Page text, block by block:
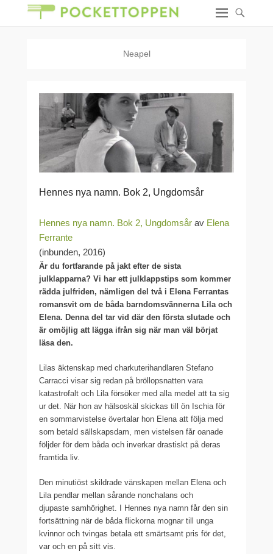
Neapel
Hennes nya namn. Bok 2, Ungdomsår
Hennes nya namn. Bok 2, Ungdomsår av Elena
Ferrante
(inbunden, 2016)
Är du fortfarande på jakt efter de sista
julklapparna? Vi har ett julklappstips som kommer
rädda julfriden, nämligen del två i Elena Ferrantas
romansvit om de båda barndomsvännerna Lila och
Elena. Denna del tar vid där den första slutade och
är omöjlig att lägga ifrån sig när man väl börjat
läsa den.
Lilas äktenskap med charkuterihandlaren Stefano
Carracci visar sig redan på bröllopsnatten vara
katastrofalt och Lila försöker med alla medel att ta sig
ur det. När hon av hälsoskäl skickas till ön Ischia för
en sommarvistelse övertalar hon Elena att följa med
som betald sällskapsdam, men vistelsen får oanade
följder för dem båda och inverkar drastiskt på deras
framtida liv.
Den minutiöst skildrade vänskapen mellan Elena och
Lila pendlar mellan sårande nonchalans och
djupaste samhörighet. I Hennes nya namn får den sin
fortsättning när de båda flickorna mognar till unga
kvinnor och tvingas betala ett smärtsamt pris för det,
var och en på sitt vis.